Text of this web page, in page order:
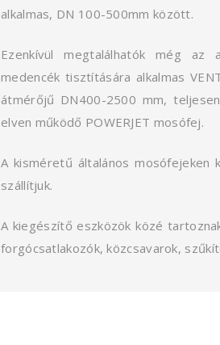
alkalmas, DN 100-500mm között.
Ezenkívül megtalálhatók még az
medencék tisztítására alkalmas
átmérőjű DN400-2500 mm,
elven működő POWERJET mosófej.
A kisméretű általános mosófejeken
szállítjuk.
A kiegészítő eszközök közé
forgócsatlakozók, közcsavarok,